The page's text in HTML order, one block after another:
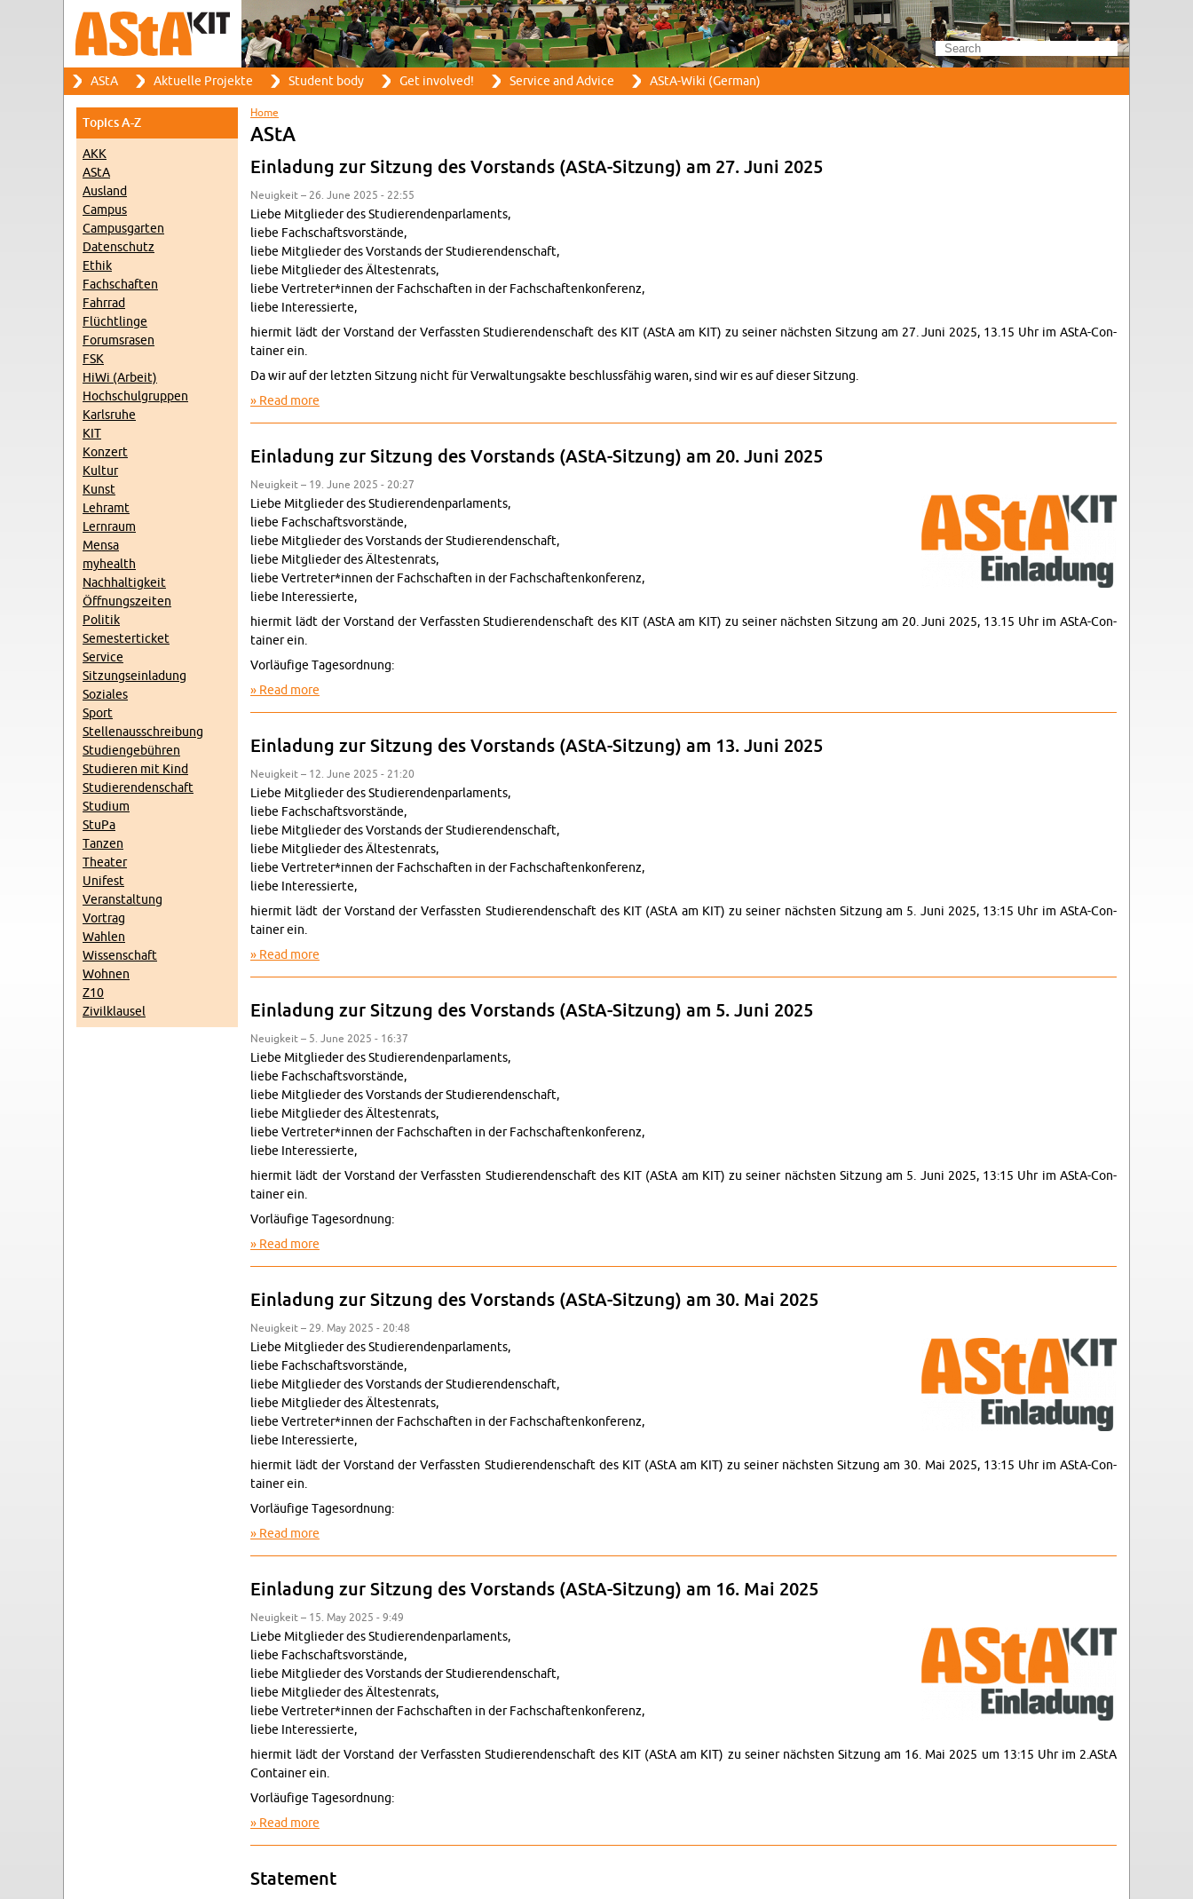
Skip to main content
Search form
Search
Main menu
AStA Ak­tuelle Pro­jekte Stu­dent body Get in­volved! Ser­vice and Ad­vice AStA-Wiki (Ger­man)
Top­ics A-Z
AKK
AStA
Aus­land
Cam­pus
Cam­pus­garten
Daten­schutz
Ethik
Fach­schaften
Fahrrad
Flüchtlinge
Fo­rum­srasen
FSK
HiWi (Ar­beit)
Hochschul­grup­pen
Karl­sruhe
KIT
Konz­ert
Kul­tur
Kunst
Lehramt
Lern­raum
Mensa
my­health
Nach­haltigkeit
Öff­nungszeiten
Poli­tik
Se­mes­terticket
Ser­vice
Sitzung­sein­ladung
Soziales
Sport
Stel­lenauss­chrei­bung
Stu­di­engebühren
Studieren mit Kind
Studieren­den­schaft
Studium
StuPa
Tanzen
The­ater
Unifest
Ve­r­anstal­tung
Vor­trag
Wahlen
Wis­senschaft
Wohnen
Z10
Zivilk­lausel
You are here
Home
AStA
Ein­ladung zur Sitzung des Vor­stands (AStA-Sitzung) am 27. Juni 2025
Neuigkeit – 26. June 2025 - 22:55
Liebe Mit­glieder des Studieren­den­par­la­ments,
liebe Fach­schaftsvorstände,
liebe Mit­glieder des Vor­stands der Studieren­den­schaft,
liebe Mit­glieder des Ältesten­rats,
liebe Vertreter*innen der Fach­schaften in der Fach­schaftenkon­ferenz,
liebe In­ter­essierte,
hi­er­mit lädt der Vor­stand der Ver­fassten Studieren­den­schaft des KIT (AStA am KIT) zu seiner nächsten Sitzung am 27. Juni 2025, 13.15 Uhr im AStA-Con­
tainer ein.
Da wir auf der let­zten Sitzung nicht für Ver­wal­tungsakte beschlussfähig waren, sind wir es auf dieser Sitzung.
Read more
Ein­ladung zur Sitzung des Vor­stands (AStA-Sitzung) am 20. Juni 2025
Neuigkeit – 19. June 2025 - 20:27
Liebe Mit­glieder des Studieren­den­par­la­ments,
liebe Fach­schaftsvorstände,
liebe Mit­glieder des Vor­stands der Studieren­den­schaft,
liebe Mit­glieder des Ältesten­rats,
liebe Vertreter*innen der Fach­schaften in der Fach­schaftenkon­ferenz,
liebe In­ter­essierte,
hi­er­mit lädt der Vor­stand der Ver­fassten Studieren­den­schaft des KIT (AStA am KIT) zu seiner nächsten Sitzung am 20. Juni 2025, 13.15 Uhr im AStA-Con­
tainer ein.
Vorläufige Tage­sor­d­nung:
Read more
Ein­ladung zur Sitzung des Vor­stands (AStA-Sitzung) am 13. Juni 2025
Neuigkeit – 12. June 2025 - 21:20
Liebe Mit­glieder des Studieren­den­par­la­ments,
liebe Fach­schaftsvorstände,
liebe Mit­glieder des Vor­stands der Studieren­den­schaft,
liebe Mit­glieder des Ältesten­rats,
liebe Vertreter*innen der Fach­schaften in der Fach­schaftenkon­ferenz,
liebe In­ter­essierte,
hi­er­mit lädt der Vor­stand der Ver­fassten Studieren­den­schaft des KIT (AStA am KIT) zu seiner nächsten Sitzung am 5. Juni 2025, 13:15 Uhr im AStA-Con­
tainer ein.
Read more
Ein­ladung zur Sitzung des Vor­stands (AStA-Sitzung) am 5. Juni 2025
Neuigkeit – 5. June 2025 - 16:37
Liebe Mit­glieder des Studieren­den­par­la­ments,
liebe Fach­schaftsvorstände,
liebe Mit­glieder des Vor­stands der Studieren­den­schaft,
liebe Mit­glieder des Ältesten­rats,
liebe Vertreter*innen der Fach­schaften in der Fach­schaftenkon­ferenz,
liebe In­ter­essierte,
hi­er­mit lädt der Vor­stand der Ver­fassten Studieren­den­schaft des KIT (AStA am KIT) zu seiner nächsten Sitzung am 5. Juni 2025, 13:15 Uhr im AStA-Con­
tainer ein.
Vorläufige Tage­sor­d­nung:
Read more
Ein­ladung zur Sitzung des Vor­stands (AStA-Sitzung) am 30. Mai 2025
Neuigkeit – 29. May 2025 - 20:48
Liebe Mit­glieder des Studieren­den­par­la­ments,
liebe Fach­schaftsvorstände,
liebe Mit­glieder des Vor­stands der Studieren­den­schaft,
liebe Mit­glieder des Ältesten­rats,
liebe Vertreter*innen der Fach­schaften in der Fach­schaftenkon­ferenz,
liebe In­ter­essierte,
hi­er­mit lädt der Vor­stand der Ver­fassten Studieren­den­schaft des KIT (AStA am KIT) zu seiner nächsten Sitzung am 30. Mai 2025, 13:15 Uhr im AStA-Con­
tainer ein.
Vorläufige Tage­sor­d­nung:
Read more
Ein­ladung zur Sitzung des Vor­stands (AStA-Sitzung) am 16. Mai 2025
Neuigkeit – 15. May 2025 - 9:49
Liebe Mit­glieder des Studieren­den­par­la­ments,
liebe Fach­schaftsvorstände,
liebe Mit­glieder des Vor­stands der Studieren­den­schaft,
liebe Mit­glieder des Ältesten­rats,
liebe Vertreter*innen der Fach­schaften in der Fach­schaftenkon­ferenz,
liebe In­ter­essierte,
hi­er­mit lädt der Vor­stand der Ver­fassten Studieren­den­schaft des KIT (AStA am KIT) zu seiner nächsten Sitzung am 16. Mai 2025 um 13:15 Uhr im 2.​AStA
Con­tainer ein.
Vorläufige Tage­sor­d­nung:
Read more
State­ment